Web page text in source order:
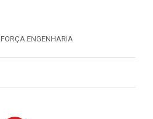
FORÇA ENGENHARIA